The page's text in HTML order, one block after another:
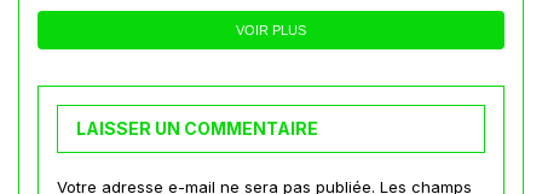
VOIR PLUS
LAISSER UN COMMENTAIRE
Votre adresse e-mail ne sera pas publiée. Les champs